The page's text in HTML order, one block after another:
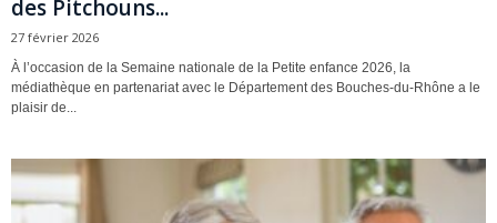
des Pitchouns...
27 février 2026
À l’occasion de la Semaine nationale de la Petite enfance 2026, la
médiathèque en partenariat avec le Département des Bouches-du-Rhône a le
plaisir de...